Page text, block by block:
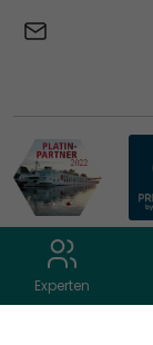
Experten